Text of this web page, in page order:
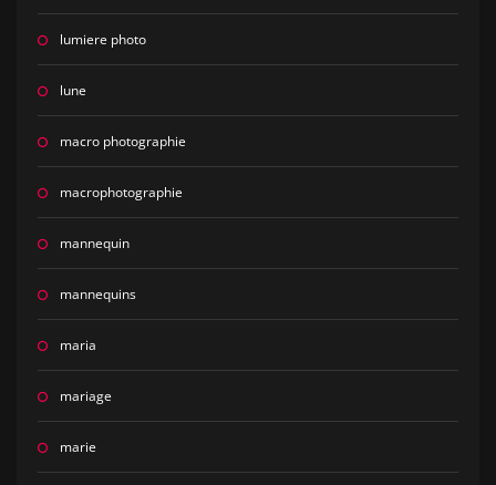
lumiere photo
lune
macro photographie
macrophotographie
mannequin
mannequins
maria
mariage
marie